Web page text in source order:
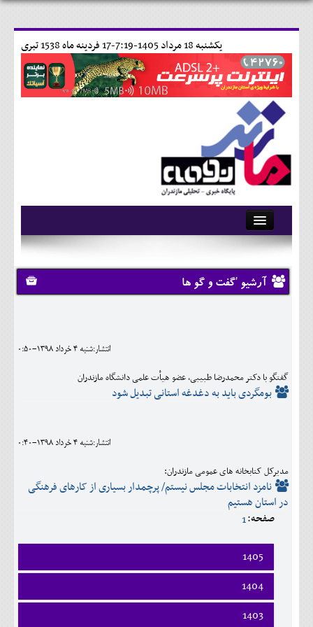
17 فردينه ماه 1538 تبری يکشنبه 18 مرداد 1405-7:19-
آرشیو
تماس با ما
وبلاگ
کلینیک
فرهنگی و هنری
اقتصادی
سیاسی
آرشیو 'گفت و گو ها
انتشار:شنبه 4 خرداد 1398-0:50
گفتگو با دکتر محمدرضا طبیبی، عضو هیأت علمی دانشگاه مازندران
بومگردی باید به دغدغه استانی تبدیل شود
انتشار:شنبه 4 خرداد 1398-0:40
مدیرکل کتابخانه های عمومی مازندران:
نامزد انتخابات مجلس نیستم/ پرچمدار بسیاری از کارهای فرهنگی
در استان هستیم
صفحه:1
1405
فروردين
ارديبهشت
خرداد
1404
فروردين
1403